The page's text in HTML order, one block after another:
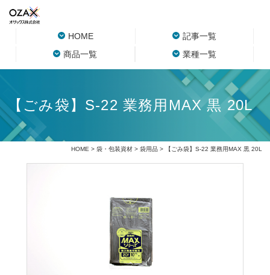
HOME
記事一覧
商品一覧
業種一覧
【ごみ袋】S-22 業務用MAX 黒 20L
HOME > 袋・包装資材> 袋用品> 【ごみ袋】S-22 業務用MAX 黒 20L